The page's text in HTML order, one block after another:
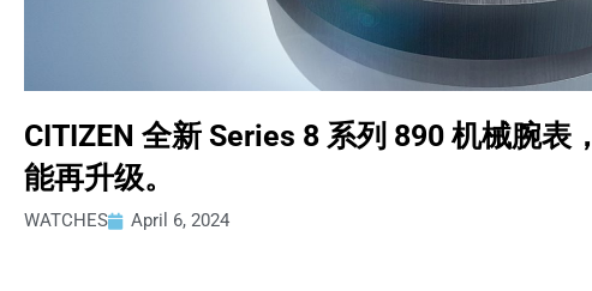
CITIZEN 全新 Series 8 系列 890 机械腕
能再升级。
WATCHES April 6, 2024